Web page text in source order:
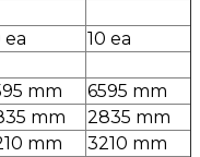
ea
10 ea
mm
6595 mm
mm
2835 mm
mm
3210 mm